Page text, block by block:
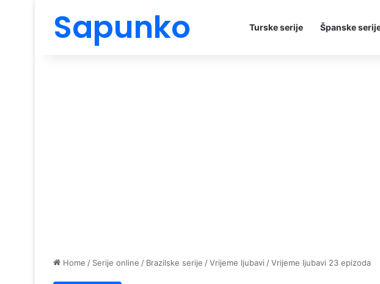
Sapunko Turske serije Španske
Home / Serije online / Brazilske serije /Vrijeme ljubavi /Vrijeme ljubavi 23 epizoda